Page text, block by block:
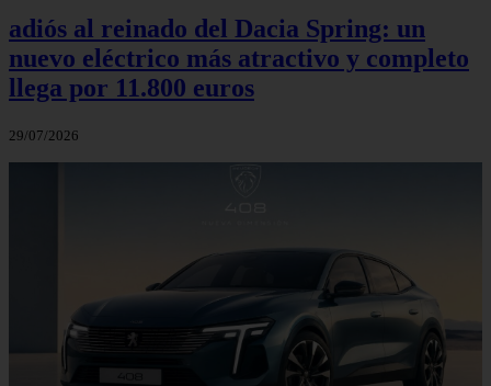
adiós al reinado del Dacia Spring: un
nuevo eléctrico más atractivo y completo
llega por 11.800 euros
29/07/2026